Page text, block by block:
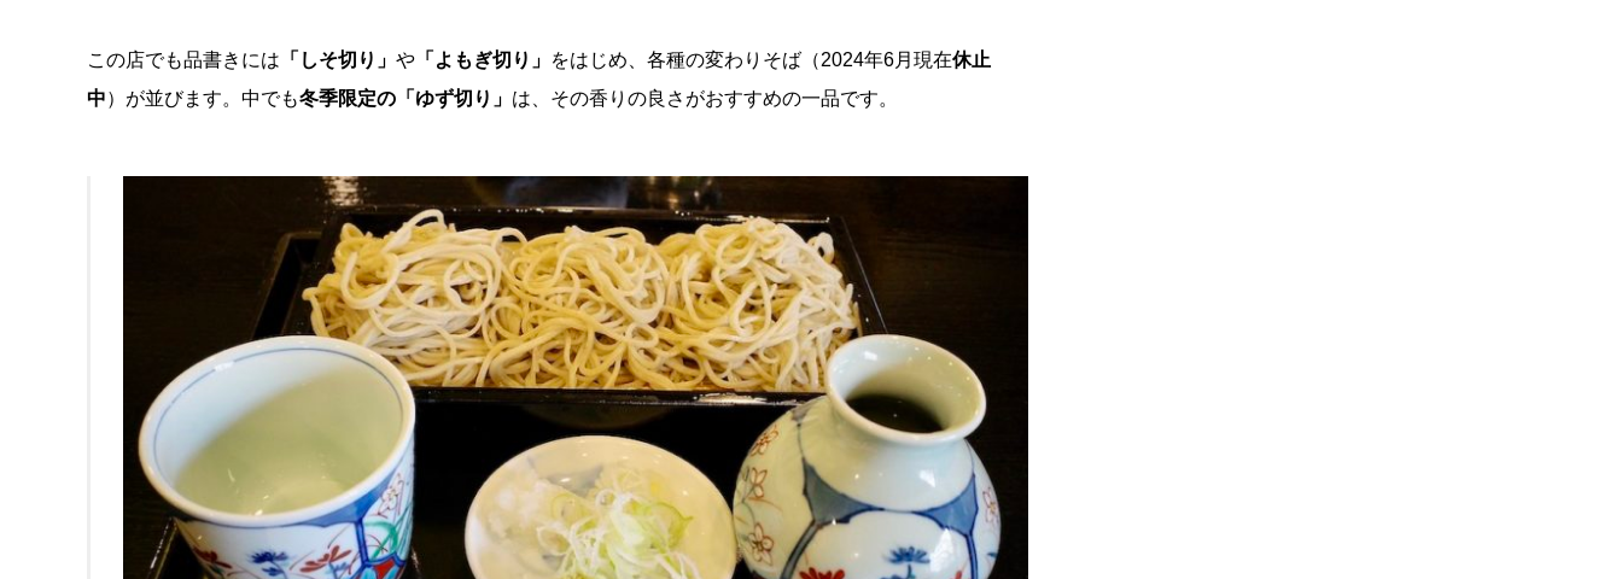
この店でも品書きには 「しそ切り」 や 「よもぎ切り」 をはじめ、各種の変わりそば（2024年6月現在休止
中）が並びます。中でも冬季限定の「ゆず切り」 は、その香りの良さがおすすめの一品です。